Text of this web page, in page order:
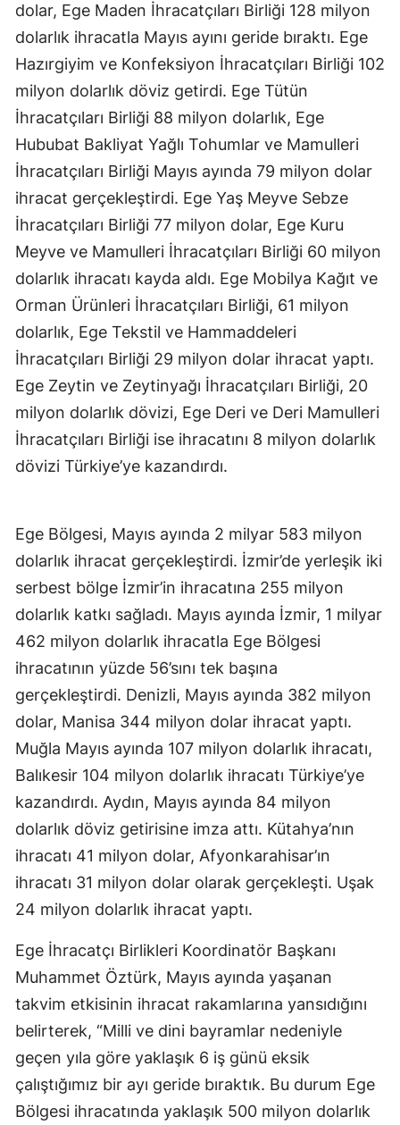
dolar, Ege Maden İhracatçıları Birliği 128 milyon
dolarlık ihracatla Mayıs ayını geride bıraktı. Ege
Hazırgiyim ve Konfeksiyon İhracatçıları Birliği 102
milyon dolarlık döviz getirdi. Ege Tütün
İhracatçıları Birliği 88 milyon dolarlık, Ege
Hububat Bakliyat Yağlı Tohumlar ve Mamulleri
İhracatçıları Birliği Mayıs ayında 79 milyon dolar
ihracat gerçekleştirdi. Ege Yaş Meyve Sebze
İhracatçıları Birliği 77 milyon dolar, Ege Kuru
Meyve ve Mamulleri İhracatçıları Birliği 60 milyon
dolarlık ihracatı kayda aldı. Ege Mobilya Kağıt ve
Orman Ürünleri İhracatçıları Birliği, 61 milyon
dolarlık, Ege Tekstil ve Hammaddeleri
İhracatçıları Birliği 29 milyon dolar ihracat yaptı.
Ege Zeytin ve Zeytinyağı İhracatçıları Birliği, 20
milyon dolarlık dövizi, Ege Deri ve Deri Mamulleri
İhracatçıları Birliği ise ihracatını 8 milyon dolarlık
dövizi Türkiye’ye kazandırdı.
Ege Bölgesi, Mayıs ayında 2 milyar 583 milyon
dolarlık ihracat gerçekleştirdi. İzmir’de yerleşik iki
serbest bölge İzmir’in ihracatına 255 milyon
dolarlık katkı sağladı. Mayıs ayında İzmir, 1 milyar
462 milyon dolarlık ihracatla Ege Bölgesi
ihracatının yüzde 56’sını tek başına
gerçekleştirdi. Denizli, Mayıs ayında 382 milyon
dolar, Manisa 344 milyon dolar ihracat yaptı.
Muğla Mayıs ayında 107 milyon dolarlık ihracatı,
Balıkesir 104 milyon dolarlık ihracatı Türkiye’ye
kazandırdı. Aydın, Mayıs ayında 84 milyon
dolarlık döviz getirisine imza attı. Kütahya’nın
ihracatı 41 milyon dolar, Afyonkarahisar’ın
ihracatı 31 milyon dolar olarak gerçekleşti. Uşak
24 milyon dolarlık ihracat yaptı.
Ege İhracatçı Birlikleri Koordinatör Başkanı
Muhammet Öztürk, Mayıs ayında yaşanan
takvim etkisinin ihracat rakamlarına yansıdığını
belirterek, “Milli ve dini bayramlar nedeniyle
geçen yıla göre yaklaşık 6 iş günü eksik
çalıştığımız bir ayı geride bıraktık. Bu durum Ege
Bölgesi ihracatında yaklaşık 500 milyon dolarlık